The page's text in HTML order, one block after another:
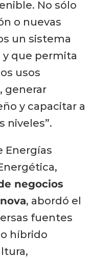
No sólo
o nuevas
un sistema
que permita
usos
generar
y capacitar a
niveles”.
Energías
negocios
, abordó el
fuentes
híbrido